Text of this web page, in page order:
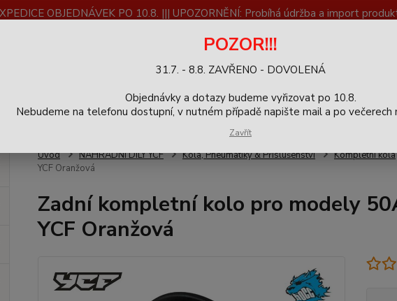
OBJEDNÁVEK PO 10.8. ||| UPOZORNĚNÍ: Probíhá údržba a import
Zpětný odběr výrobků
Hledat 9-16h
Úvod NÁHRADNÍ DÍLY YCF Kola, Pneumatiky & Příslušenství Kompletní kola
YCF Oranžová
Zadní kompletní kolo pro modely
YCF Oranžová
POZOR!!!
31.7. - 8.8. ZAVŘENO - DOVOLENÁ
Objednávky a dotazy budeme vyřizovat po 10.8.
Nebudeme na telefonu dostupní, v nutném případě napište mail a po večerech
Zavřít